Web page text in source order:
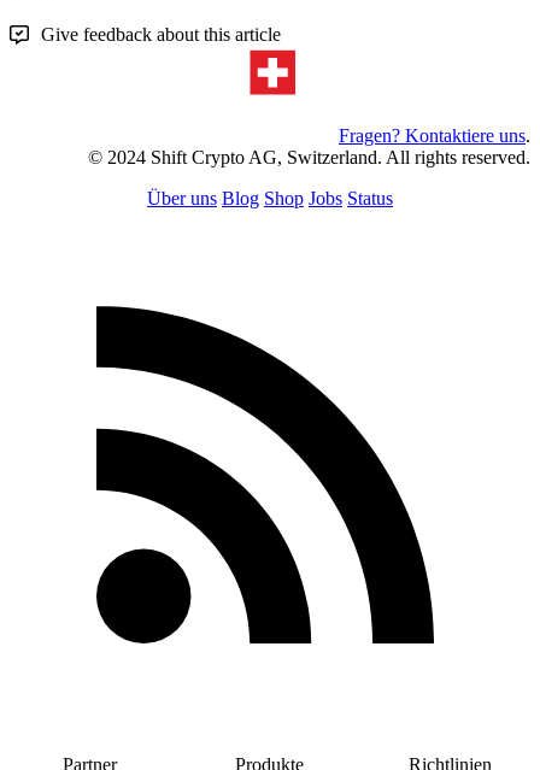
Give feedback about this article
Fragen? Kontaktiere uns.
© 2024 Shift Crypto AG, Switzerland. All rights reserved.
Über uns Blog Shop Jobs Status
Partner
Produkte
Richtlinien